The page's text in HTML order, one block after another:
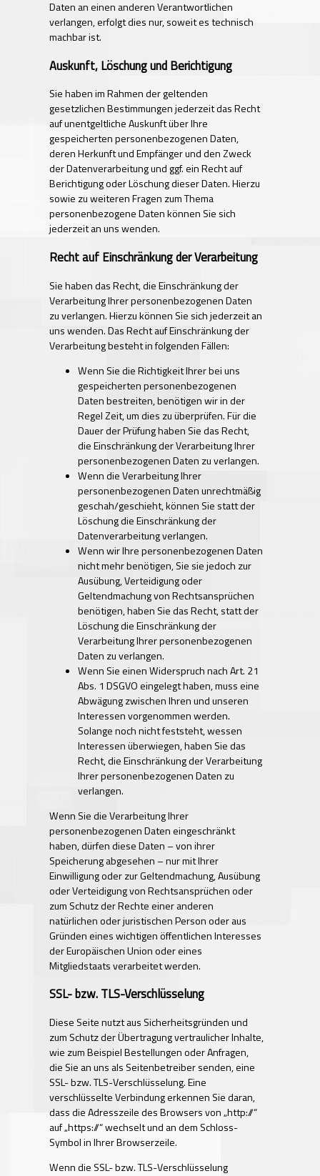
Daten an einen anderen Verantwortlichen
verlangen, erfolgt dies nur, soweit es technisch
machbar ist.
Auskunft, Löschung und Berichtigung
Sie haben im Rahmen der geltenden
gesetzlichen Bestimmungen jederzeit das Recht
auf unentgeltliche Auskunft über Ihre
gespeicherten personenbezogenen Daten,
deren Herkunft und Empfänger und den Zweck
der Datenverarbeitung und ggf. ein Recht auf
Berichtigung oder Löschung dieser Daten. Hierzu
sowie zu weiteren Fragen zum Thema
personenbezogene Daten können Sie sich
jederzeit an uns wenden.
Recht auf Einschränkung der Verarbeitung
Sie haben das Recht, die Einschränkung der
Verarbeitung Ihrer personenbezogenen Daten
zu verlangen. Hierzu können Sie sich jederzeit an
uns wenden. Das Recht auf Einschränkung der
Verarbeitung besteht in folgenden Fällen:
Wenn Sie die Richtigkeit Ihrer bei uns
gespeicherten personenbezogenen
Daten bestreiten, benötigen wir in der
Regel Zeit, um dies zu überprüfen. Für die
Dauer der Prüfung haben Sie das Recht,
die Einschränkung der Verarbeitung Ihrer
personenbezogenen Daten zu verlangen.
Wenn die Verarbeitung Ihrer
personenbezogenen Daten unrechtmäßig
geschah/geschieht, können Sie statt der
Löschung die Einschränkung der
Datenverarbeitung verlangen.
Wenn wir Ihre personenbezogenen Daten
nicht mehr benötigen, Sie sie jedoch zur
Ausübung, Verteidigung oder
Geltendmachung von Rechtsansprüchen
benötigen, haben Sie das Recht, statt der
Löschung die Einschränkung der
Verarbeitung Ihrer personenbezogenen
Daten zu verlangen.
Wenn Sie einen Widerspruch nach Art. 21
Abs. 1 DSGVO eingelegt haben, muss eine
Abwägung zwischen Ihren und unseren
Interessen vorgenommen werden.
Solange noch nicht feststeht, wessen
Interessen überwiegen, haben Sie das
Recht, die Einschränkung der Verarbeitung
Ihrer personenbezogenen Daten zu
verlangen.
Wenn Sie die Verarbeitung Ihrer
personenbezogenen Daten eingeschränkt
haben, dürfen diese Daten – von ihrer
Speicherung abgesehen – nur mit Ihrer
Einwilligung oder zur Geltendmachung, Ausübung
oder Verteidigung von Rechtsansprüchen oder
zum Schutz der Rechte einer anderen
natürlichen oder juristischen Person oder aus
Gründen eines wichtigen öffentlichen Interesses
der Europäischen Union oder eines
Mitgliedstaats verarbeitet werden.
SSL- bzw. TLS-Verschlüsselung
Diese Seite nutzt aus Sicherheitsgründen und
zum Schutz der Übertragung vertraulicher Inhalte,
wie zum Beispiel Bestellungen oder Anfragen,
die Sie an uns als Seitenbetreiber senden, eine
SSL- bzw. TLS-Verschlüsselung. Eine
verschlüsselte Verbindung erkennen Sie daran,
dass die Adresszeile des Browsers von „http://“
auf „https://“ wechselt und an dem Schloss-
Symbol in Ihrer Browserzeile.
Wenn die SSL- bzw. TLS-Verschlüsselung